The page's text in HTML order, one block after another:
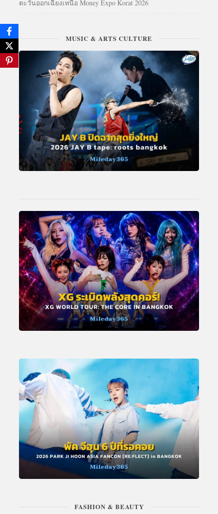
ตะวันออกเฉียงเหนือ Money Expo Korat 2026
MUSIC & ARTS CULTURE
FASHION & BEAUTY